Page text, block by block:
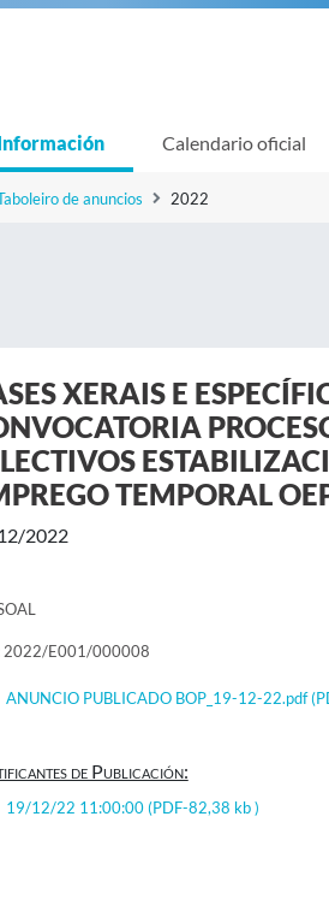
Calendario oficial
de anuncios 2022
XERAIS E
TEMPORAL
2022
2022/E001/000008
ANUNCIO PUBLICADO BOP_19-12-22.pdf
de Publicación:
19/12/22 11:00:00(PDF-82,38 kb )